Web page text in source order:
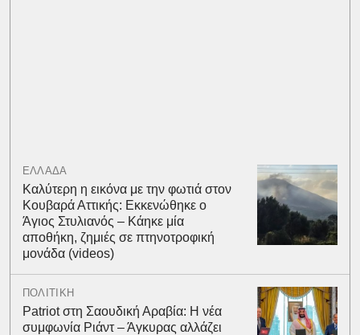
ΕΛΛΑΔΑ
Καλύτερη η εικόνα με την φωτιά στον
Κουβαρά Αττικής: Εκκενώθηκε ο
Άγιος Στυλιανός – Κάηκε μία
αποθήκη, ζημιές σε πτηνοτροφική
μονάδα (videos)
ΠΟΛΙΤΙΚΗ
Patriot στη Σαουδική Αραβία: Η νέα
συμφωνία Ριάντ – Άγκυρας αλλάζει